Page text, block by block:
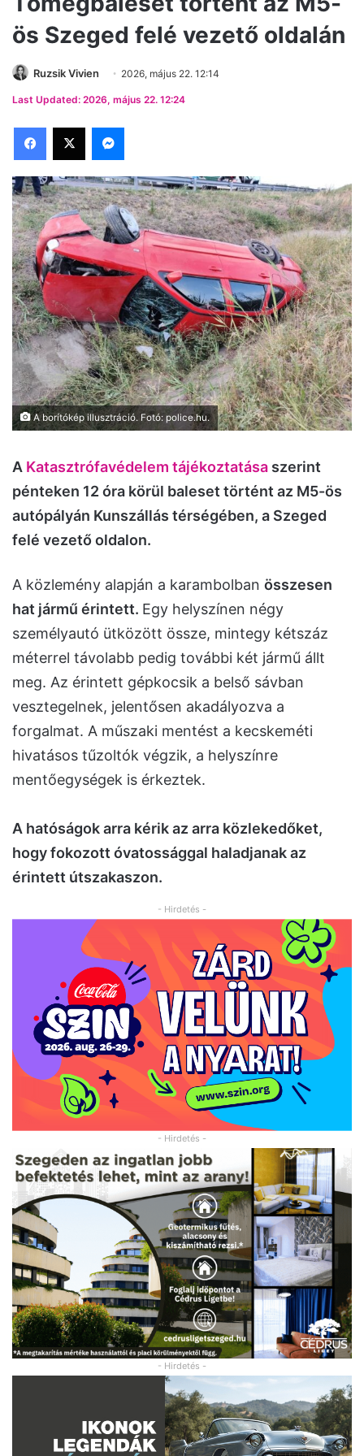
ös Szeged felé vezető oldalán
Ruzsik Vivien 2026, május 22. 12:14
Last Updated: 2026, május 22. 12:24
Facebook
X Messenger
A borítókép illusztráció. Fotó: police.hu.
A Katasztrófavédelem tájékoztatása szerint
pénteken 12 óra körül baleset történt az M5-ös
autópályán Kunszállás térségében, a Szeged
felé vezető oldalon.
A közlemény alapján a karambolban összesen
hat jármű érintett. Egy helyszínen négy
személyautó ütközött össze, mintegy kétszáz
méterrel távolabb pedig további két jármű állt
meg. Az érintett gépkocsik a belső sávban
vesztegelnek, jelentősen akadályozva a
forgalmat. A műszaki mentést a kecskeméti
hivatásos tűzoltók végzik, a helyszínre
mentőegységek is érkeztek.
A hatóságok arra kérik az arra közlekedőket,
hogy fokozott óvatossággal haladjanak az
érintett útszakaszon.
- Hirdetés -
- Hirdetés -
- Hirdetés -